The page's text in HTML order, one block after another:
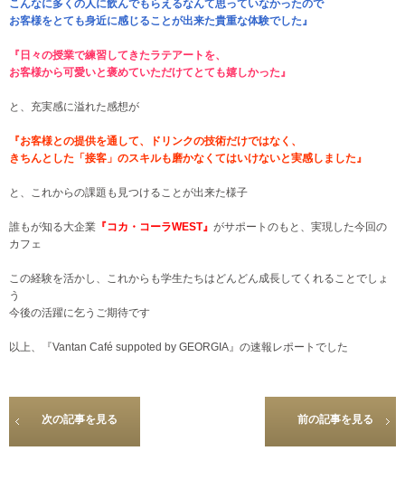
こんなに多くの人に飲んでもらえるなんて思っていなかったので
お客様をとても身近に感じることが出来た貴重な体験でした』
『日々の授業で練習してきたラテアートを、
お客様から可愛いと褒めていただけてとても嬉しかった』
と、充実感に溢れた感想が
『お客様との提供を通して、ドリンクの技術だけではなく、
きちんとした「接客」のスキルも磨かなくてはいけないと実感しました』
と、これからの課題も見つけることが出来た様子
誰もが知る大企業 『コカ・コーラWEST』 がサポートのもと、実現した今回の
カフェ
この経験を活かし、これからも学生たちはどんどん成長してくれることでしょ
う
今後の活躍に乞うご期待です
以上、『Vantan Café suppoted by GEORGIA』の速報レポートでした
次の記事を見る 前の記事を見る